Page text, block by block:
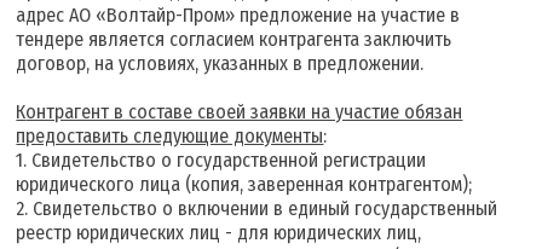
адрес АО «Волтайр-Пром» предложение на участие в
тендере является согласием контрагента заключить
договор, на условиях, указанных в предложении.
Контрагент в составе своей заявки на участие обязан
предоставить следующие документы:
1. Свидетельство о государственной регистрации
юридического лица (копия, заверенная контрагентом);
2. Свидетельство о включении в единый государственный
реестр юридических лиц - для юридических лиц,